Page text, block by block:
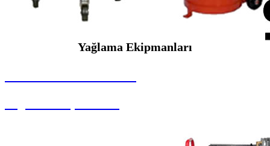
Yağlama Ekipmanları